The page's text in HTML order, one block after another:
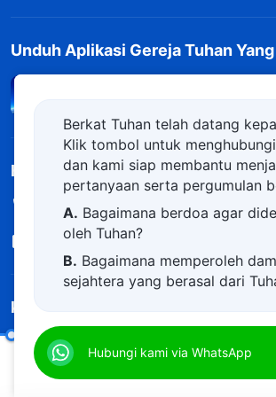
Unduh Aplikasi Gereja Tuhan
Hubungi Kami
+62-813-2496-9600
contact.id@kingdomsalvation.org
kerajaan Tuhan telah datang
Kerajaan Tuhan telah datang ke bumi!
ke dalam kerajaan Tuhan? Pelajari lebih lanjut
Berkat Tuhan telah datang
Klik tombol untuk
dan kami siap membantu
pertanyaan serta pergumulan
A. Bagaimana berdoa agar
oleh Tuhan?
B. Bagaimana memperoleh
sejahtera yang berasal dari
D.
dekat kepada Tuhan.
E.Bagaimana menyambut
Hubungi kami via WhatsApp